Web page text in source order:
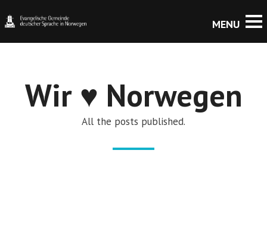
Wir ♥ Norwegen
All the posts published.